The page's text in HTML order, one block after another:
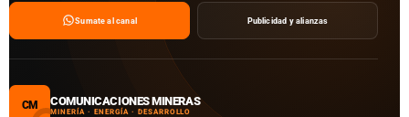
Sumate al canal Publicidad y alianzas
CM COMUNICACIONES MINERAS
MINERÍA · ENERGÍA · DESARROLLO